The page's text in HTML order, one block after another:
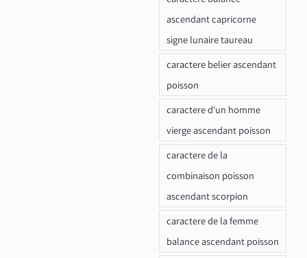
ascendant capricorne
signe lunaire taureau
caractere belier ascendant
poisson
caractere d'un homme
vierge ascendant poisson
caractere de la
combinaison poisson
ascendant scorpion
caractere de la femme
balance ascendant poisson